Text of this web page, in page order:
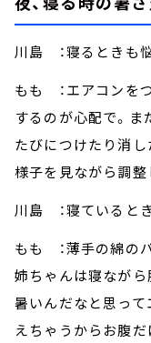
川島 ：寝るときも
もも ：エアコンを
するのが心配で。ま
たびにつけたり消
様子を見ながら調整
川島 ：寝ていると
もも ：薄手の綿の
姉ちゃんは寝なが
暑いんだなと思って
えちゃうからお腹